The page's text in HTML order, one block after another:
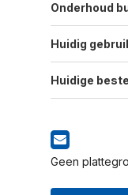
Onderhoud
Huidig
Huidige
Geen